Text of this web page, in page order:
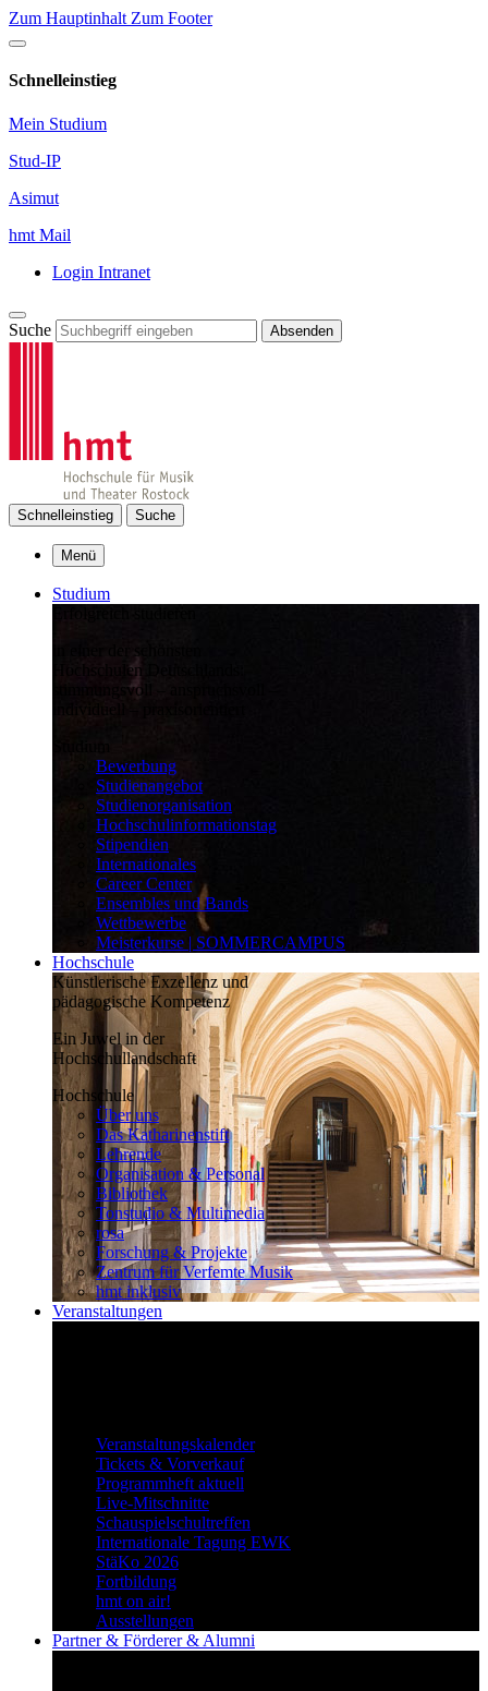
Zum Hauptinhalt Zum Footer
Schnelleinstieg
Mein Studium
Stud-IP
Asimut
hmt Mail
Login Intranet
Suche Absenden
Schnelleinstieg Suche
Menü
Studium
in einer der schönsten
Hochschulen Deutschlands:
stimmungsvoll – anspruchsvoll –
individuell – praxisorientiert
Bewerbung
Studienangebot
Studienorganisation
Hochschulinformationstag
Stipendien
Internationales
Career Center
Ensembles und Bands
Wettbewerbe
Meisterkurse | SOMMERCAMPUS
Hochschule
Künstlerische Exzellenz und
pädagogische Kompetenz
Ein Juwel in der
Hochschullandschaft
Hochschule
Über uns
Das Katharinenstift
Lehrende
Organisation & Personal
Bibliothek
Tonstudio & Multimedia
rosa
Forschung & Projekte
Zentrum für Verfemte Musik
hmt inklusiv
Veranstaltungen
Veranstaltungskalender
Tickets & Vorverkauf
Programmheft aktuell
Live-Mitschnitte
Schauspielschultreffen
Internationale Tagung EWK
StäKo 2026
Fortbildung
hmt on air!
Ausstellungen
Partner & Förderer & Alumni